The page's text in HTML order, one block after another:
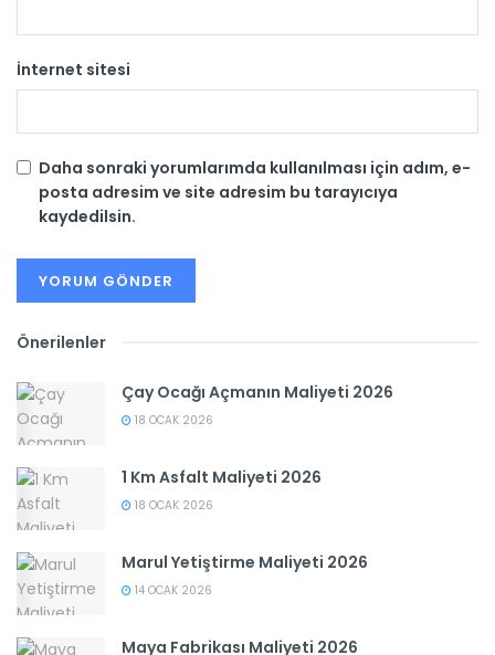
İnternet sitesi
Daha sonraki yorumlarımda kullanılması için adım, e-
posta adresim ve site adresim bu tarayıcıya
kaydedilsin.
Önerilenler
Çay Ocağı Açmanın Maliyeti 2026
18 OCAK 2026
1 Km Asfalt Maliyeti 2026
18 OCAK 2026
Marul Yetiştirme Maliyeti 2026
14 OCAK 2026
Maya Fabrikası Maliyeti 2026